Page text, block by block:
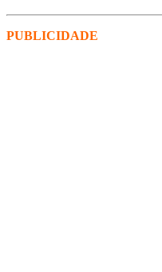
PUBLICIDADE